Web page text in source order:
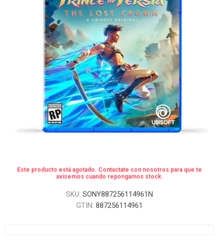
Este producto está agotado. Contactate con nosotros para que te
avisemos cuando repongamos stock.
SKU: SONY887256114961N
GTIN: 887256114961